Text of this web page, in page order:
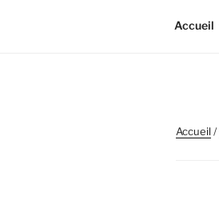
Accueil
Accueil/